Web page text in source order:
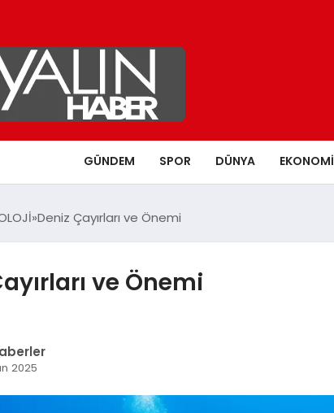
GÜNDEM SPOR DÜNYA EKONOMİ
Deniz Çayırları ve Önemi
ve Önemi
2025